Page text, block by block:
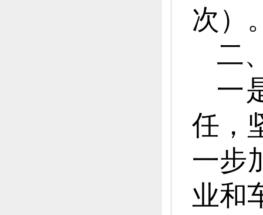
次）
二
一
任，
一步
业和